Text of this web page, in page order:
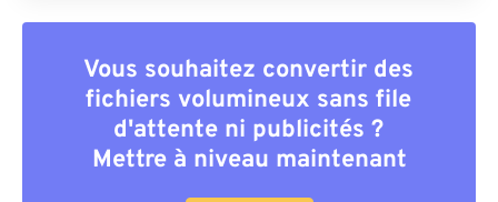
Vous souhaitez convertir des
fichiers volumineux sans file
d'attente ni publicités ?
Mettre à niveau maintenant